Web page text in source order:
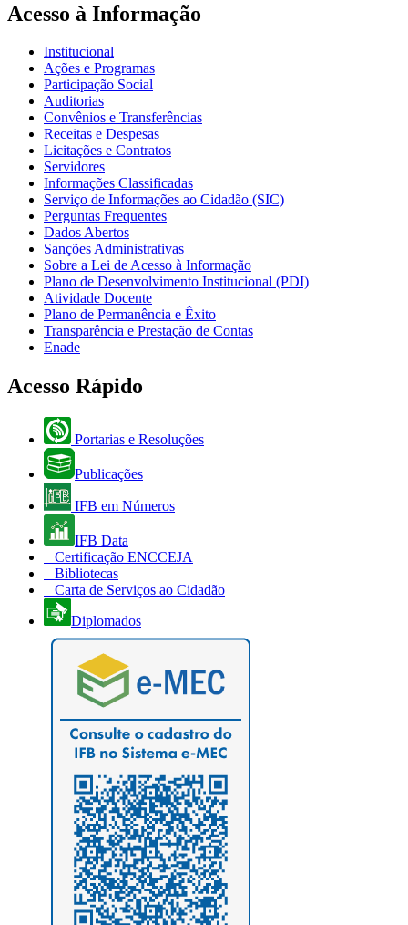
Acesso à Informação
Institucional
Ações e Programas
Participação Social
Auditorias
Convênios e Transferências
Receitas e Despesas
Licitações e Contratos
Servidores
Informações Classificadas
Serviço de Informações ao Cidadão (SIC)
Perguntas Frequentes
Dados Abertos
Sanções Administrativas
Sobre a Lei de Acesso à Informação
Plano de Desenvolvimento Institucional (PDI)
Atividade Docente
Plano de Permanência e Êxito
Transparência e Prestação de Contas
Enade
Acesso Rápido
Portarias e Resoluções
Publicações
IFB em Números
IFB Data
Certificação ENCCEJA
Bibliotecas
Carta de Serviços ao Cidadão
Diplomados